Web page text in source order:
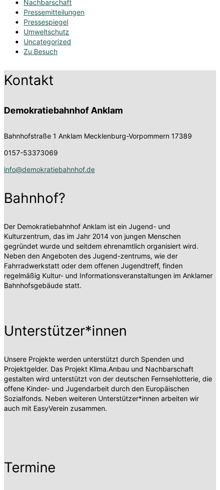
Nachbarschaft
Pressemitteilungen
Pressespiegel
Umweltschutz
Uncategorized
Zu Besuch
Kontakt
Demokratiebahnhof Anklam
Bahnhofstraße 1 Anklam Mecklenburg-Vorpommern 17389
0157-53373069
info@demokratiebahnhof.de
Bahnhof?
Der Demokratiebahnhof Anklam ist ein Jugend- und
Kulturzentrum, das im Jahr 2014 von jungen Menschen
gegründet wurde und seitdem ehrenamtlich organisiert wird.
Neben den Angeboten des Jugend-zentrums, wie der
Fahrradwerkstatt oder dem offenen Jugendtreff, finden
regelmäßig Kultur- und Informationsveranstaltungen im Anklamer
Bahnhofsgebäude statt.
Unterstützer*innen
Unsere Projekte werden unterstützt durch Spenden und
Projektgelder. Das Projekt Klima.Anbau und Nachbarschaft
gestalten wird unterstützt von der deutschen Fernsehlotterie, die
offene Kinder- und Jugendarbeit durch den Europäischen
Sozialfonds. Neben weiteren Unterstützer*innen arbeiten wir
auch mit EasyVerein zusammen.
Termine